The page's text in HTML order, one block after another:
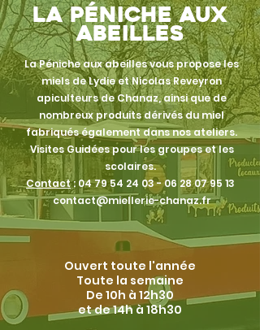
La Péniche aux
abeilles
La Péniche aux abeilles vous propose les
miels de Lydie et Nicolas Reveyron
apiculteurs de Chanaz, ainsi que de
nombreux produits dérivés du miel
fabriqués également dans nos ateliers.
Visites Guidées pour les groupes et les
scolaires.
Contact: 04 79 54 24 03 - 06 28 0795 13
contact@miellerie-chanaz.fr
Ouvert toute l'année
Toute la semaine
De 10h à 12h30
et de 14h à 18h30